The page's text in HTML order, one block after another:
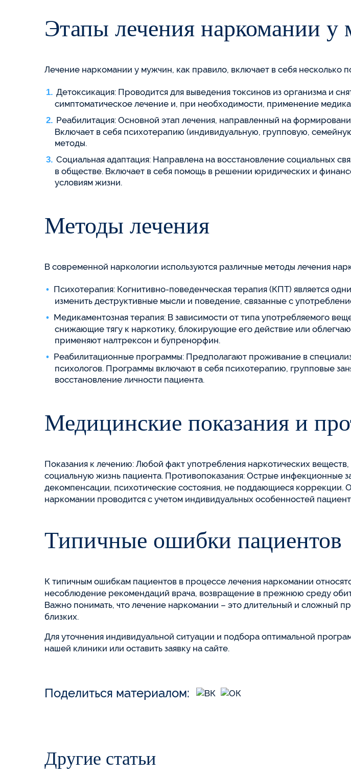
Этапы лечения наркомании у
Лечение наркомании у мужчин, как правило, включает в себя несколько
Детоксикация: Проводится для выведения токсинов из организма и
симптоматическое лечение и, при необходимости, применение
Реабилитация: Основной этап лечения, направленный на
Включает в себя психотерапию (индивидуальную, групповую,
методы.
Социальная адаптация: Направлена на восстановление социальных
в обществе. Включает в себя помощь в решении юридических и
условиям жизни.
Методы лечения
В современной наркологии используются различные методы лечения
Психотерапия: Когнитивно-поведенческая терапия (КПТ) является
изменить деструктивные мысли и поведение, связанные с
Медикаментозная терапия: В зависимости от типа употребляемого
снижающие тягу к наркотику, блокирующие его действие или
применяют налтрексон и бупренорфин.
Реабилитационные программы: Предполагают проживание в
психологов. Программы включают в себя психотерапию, групповые
восстановление личности пациента.
Медицинские показания и
Показания к лечению: Любой факт употребления наркотических
социальную жизнь пациента. Противопоказания: Острые инфекционные
декомпенсации, психотические состояния, не поддающиеся коррекции.
наркомании проводится с учетом индивидуальных особенностей
Типичные ошибки пациентов
К типичным ошибкам пациентов в процессе лечения наркомании
несоблюдение рекомендаций врача, возвращение в прежнюю среду
Важно понимать, что лечение наркомании – это длительный и сложный
близких.
Для уточнения индивидуальной ситуации и подбора оптимальной
нашей клиники или оставить заявку на сайте.
Поделиться материалом:
Другие статьи